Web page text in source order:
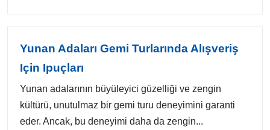
Yunan Adaları Gemi Turlarında Alışveriş
Için Ipuçları
Yunan adalarının büyüleyici güzelliği ve zengin
kültürü, unutulmaz bir gemi turu deneyimini garanti
eder. Ancak, bu deneyimi daha da zengin...